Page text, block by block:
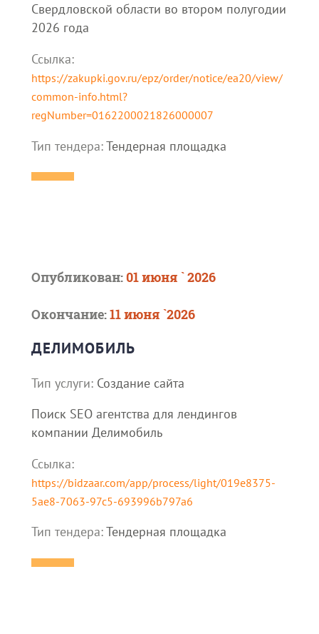
Свердловской области во втором полугодии
2026 года
Ссылка:
https://zakupki.gov.ru/epz/order/notice/ea20/view/
common-info.html?
regNumber=0162200021826000007
Тип тендера:Тендерная площадка
Опубликован:01 июня ` 2026
Окончание:11 июня `2026
ДЕЛИМОБИЛЬ
Тип услуги: Создание сайта
Поиск SEO агентства для лендингов
компании Делимобиль
Ссылка:
https://bidzaar.com/app/process/light/019e8375-
5ae8-7063-97c5-693996b797a6
Тип тендера:Тендерная площадка